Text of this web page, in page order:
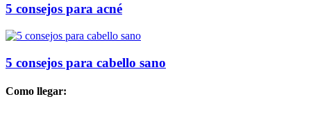
5 consejos para acné
5 consejos para cabello sano
Como llegar: